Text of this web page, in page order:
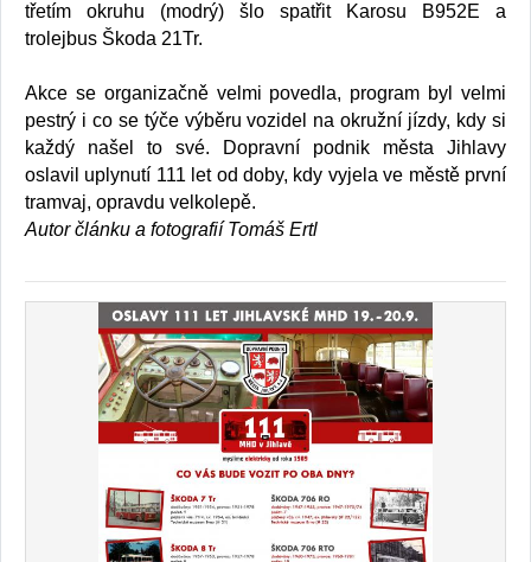
třetím okruhu (modrý) šlo spatřit Karosu B952E a
trolejbus Škoda 21Tr.
Akce se organizačně velmi povedla, program byl velmi
pestrý i co se týče výběru vozidel na okružní jízdy, kdy si
každý našel to své. Dopravní podnik města Jihlavy
oslavil uplynutí 111 let od doby, kdy vyjela ve městě první
tramvaj, opravdu velkolepě.
Autor článku a fotografií Tomáš Ertl